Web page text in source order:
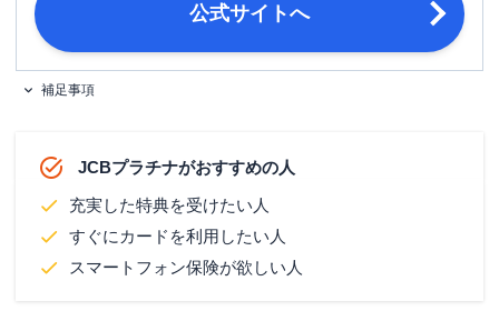
公式サイトへ
補足事項
JCBプラチナがおすすめの人
充実した特典を受けたい人
すぐにカードを利用したい人
スマートフォン保険が欲しい人